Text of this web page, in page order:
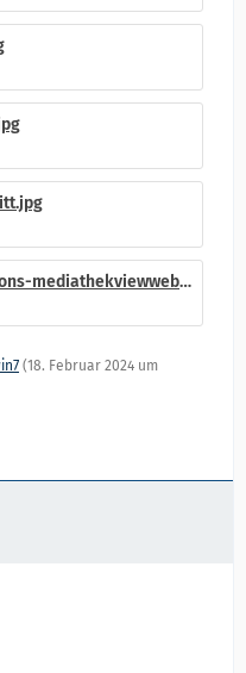
enigma2-plugin-extensions-mediathekviewweb_v1.1_all.ipk
(18. Februar 2024 um